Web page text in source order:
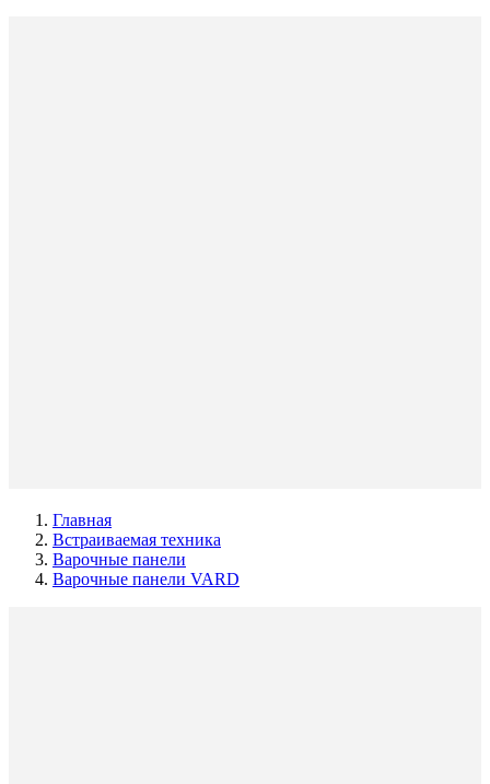
Главная
Встраиваемая техника
Варочные панели
Варочные панели VARD